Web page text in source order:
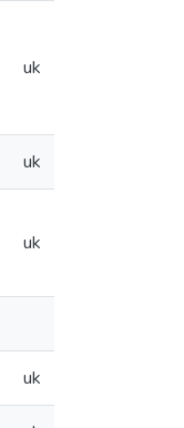
uk
uk
uk
uk